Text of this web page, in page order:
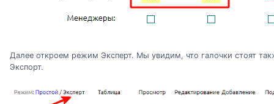
Далее откроем режим Эксперт. Мы увидим, что галочки стоят
Экспорт.